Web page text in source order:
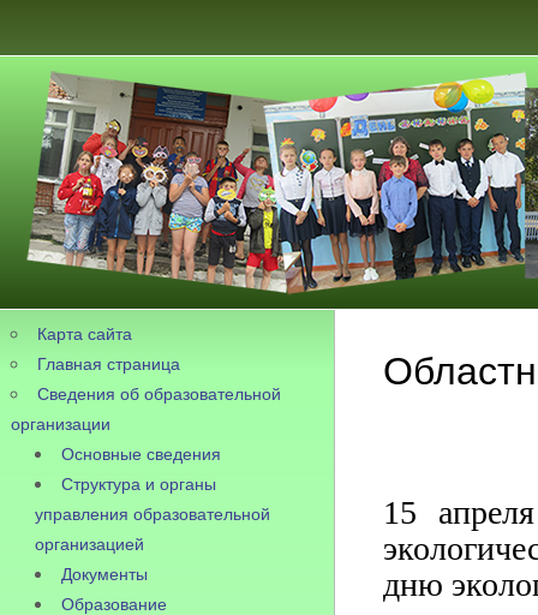
Карта сайта
Главная страница
Сведения об образовательной
организации
Основные сведения
Структура и органы
управления образовательной
организацией
Документы
Образование
15
дню